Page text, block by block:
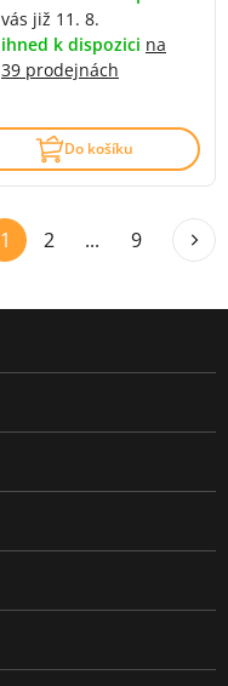
vás již 11. 8.
ihned k dispozici na
39 prodejnách
Do košíku
1 2 ... 9